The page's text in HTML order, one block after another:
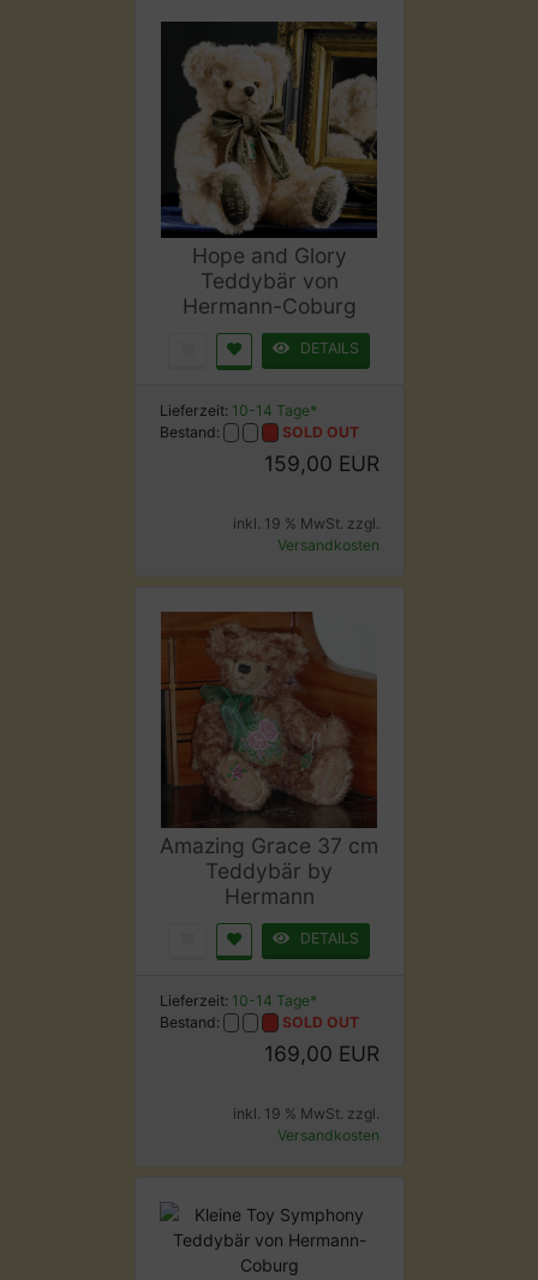
Hope and Glory
Teddybär von
Hermann-Coburg
DETAILS
Lieferzeit: 10-14 Tage*
Bestand:
SOLD OUT
159,00 EUR
inkl. 19 % MwSt. zzgl.
Versandkosten
Amazing Grace 37 cm
Teddybär by
Hermann
DETAILS
Lieferzeit: 10-14 Tage*
Bestand:
SOLD OUT
169,00 EUR
inkl. 19 % MwSt. zzgl.
Versandkosten